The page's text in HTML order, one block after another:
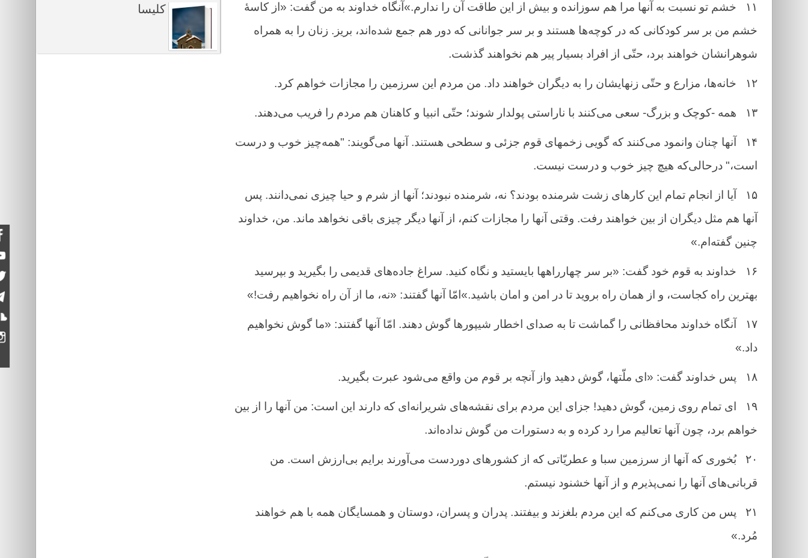
۱۱
خشم تو نسبت به آنها مرا هم سوزانده و بیش از این طاقت آن را ندارم.»آنگاه خداوند به من گفت: «از کاسهٔ
خشم من بر سر کودکانی که در کوچه‌ها هستند و بر سر جوانانی که دور هم جمع شده‌اند، بریز. زنان را به همراه
شوهرانشان خواهند برد، حتّی از افراد بسیار پیر هم نخواهند گذشت.
۱۲ خانه‌ها، مزارع و حتّی زنهایشان را به دیگران خواهند داد. من مردم این سرزمین را مجازات خواهم کرد.
۱۳ همه -‌کوچک و بزرگ- سعی می‌کنند با ناراستی پولدار شوند؛ حتّی انبیا و کاهنان هم مردم را فریب می‌دهند.
۱۴
آنها چنان وانمود می‌کنند که گویی زخمهای قوم جزئی و سطحی هستند. آنها می‌گویند: "همه‌چیز خوب و درست
است،" درحالی‌که هیچ چیز خوب و درست نیست.
۱۵
آیا از انجام تمام این کارهای زشت شرمنده بودند؟ نه، شرمنده نبودند؛ آنها از شرم و حیا چیزی نمی‌دانند. پس
آنها هم مثل دیگران از بین خواهند رفت. وقتی آنها را مجازات کنم، از آنها دیگر چیزی باقی نخواهد ماند. من، خداوند
چنین گفته‌ام.»
۱۶
خداوند به قوم خود گفت: «بر سر چهارراهها بایستید و نگاه کنید. سراغ جاده‌های قدیمی را بگیرید و بپرسید
بهترین راه کجاست، و از همان راه بروید تا در امن و امان باشید.»امّا آنها گفتند: «نه، ما از آن راه نخواهیم رفت!»
۱۷
آنگاه خداوند محافظانی را گماشت تا به صدای اخطار شیپورها گوش دهند. امّا آنها گفتند: «ما گوش نخواهیم
داد.»
۱۸ پس خداوند گفت: «ای ملّتها، گوش دهید واز آنچه بر قوم من واقع می‌شود عبرت بگیرید.
۱۹
ای تمام روی زمین، گوش دهید! جزای این مردم برای نقشه‌های شریرانه‌ای که دارند این است: من آنها را از بین
خواهم برد، چون آنها تعالیم مرا رد کرده و به دستورات من گوش نداده‌اند.
۲۰
بُخوری که آنها از سرزمین سبا و عطریّاتی که از کشورهای دوردست می‌آورند برایم بی‌ارزش است. من
قربانی‌های آنها را نمی‌پذیرم و از آنها خشنود نیستم.
۲۱
پس من کاری می‌کنم که این مردم بلغزند و بیفتند. پدران و پسران، دوستان و همسایگان همه با هم خواهند
مُرد.»
کلیسا